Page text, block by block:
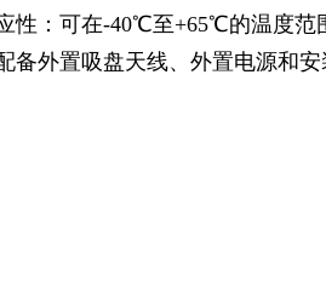
性：可在-40℃至+65℃的温度范
备外置吸盘天线、外置电源和